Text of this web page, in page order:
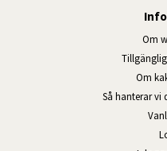
Om
Om
Så hanterar vi